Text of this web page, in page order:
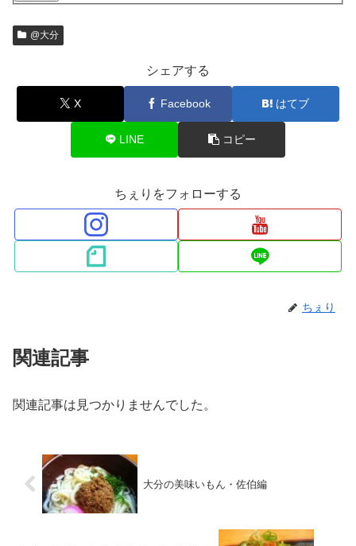
@大分
シェアする
X Facebook はてブ
LINE コピー
ちぇりをフォローする
ちぇり
関連記事
関連記事は見つかりませんでした。
大分の美味いもん・佐伯編